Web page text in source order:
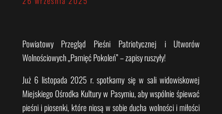
Powiatowy Przegląd Pieśni Patriotycznej i Utworów
Wolnościowych „Pamięć Pokoleń” – zapisy ruszyły!
Już 6 listopada 2025 r. spotkamy się w sali widowiskowej
Miejskiego Ośrodka Kultury w Pasymiu, aby wspólnie śpiewać
pieśni i piosenki, które niosą w sobie ducha wolności i miłości